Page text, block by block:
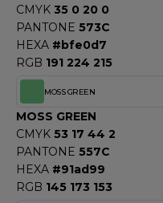
CMYK 35 0 20 0
PANTONE 573C
HEXA #bfe0d7
RGB 191 224 215
MOSS GREEN
MOSS GREEN
CMYK 53 17 44 2
PANTONE 557C
HEXA #91ad99
RGB 145 173 153